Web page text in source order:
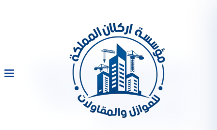
شركة عزل فوم شرق الرياض
0533334179 مع أفضل مواد
مع ضمان شامل